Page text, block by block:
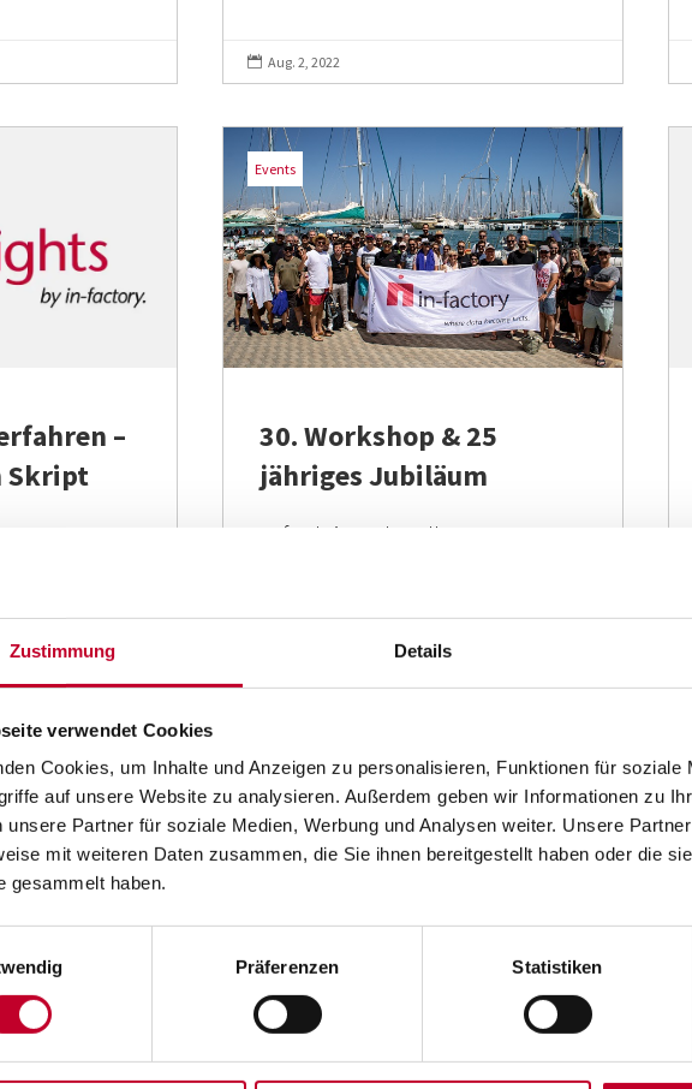
Zustimmung Details
verwendet Cookies
Cookies, um Inhalte und Anzeigen zu personalisieren, Funktionen für soziale
auf unsere Website zu analysieren. Außerdem geben wir Informationen zu
unsere Partner für soziale Medien, Werbung und Analysen weiter. Unsere
mit weiteren Daten zusammen, die Sie ihnen bereitgestellt haben oder die
gesammelt haben.
Präferenzen Statistiken
 Aug. 2, 2022
–
Skript
bei
wurde
immer
der
Durch
der Pakete
eine
Events
30. Workshop & 25
jähriges Jubiläum
Auf geht’s nach Mallorca! Vom
pandemiebedingt verschobenes –
25 jähriges Firmenjubiläum statt.
Zur Feier unseres
einfallen lassen und...
mehr lesen
Technik